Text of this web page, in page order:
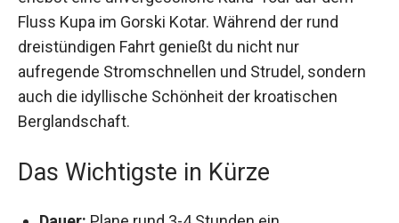
auf dem Fluss Kupa im Gorski Kotar. Während der
rund dreistündigen Fahrt genießt du nicht nur
aufregende Stromschnellen und Strudel, sondern
auch die idyllische Schönheit der kroatischen
Berglandschaft.
Das Wichtigste in Kürze
Dauer:
Plane rund 3-4 Stunden ein,